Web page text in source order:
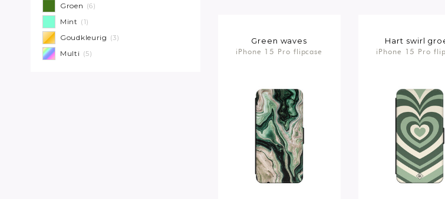
Groen (6)
Mint (1)
Goudkleurig (3)
Multi (5)
Green waves
iPhone 15 Pro flipcase
Hart swirl
iPhone 15 Pro